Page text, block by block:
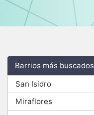
Barrios más buscados
San Isidro
Miraflores